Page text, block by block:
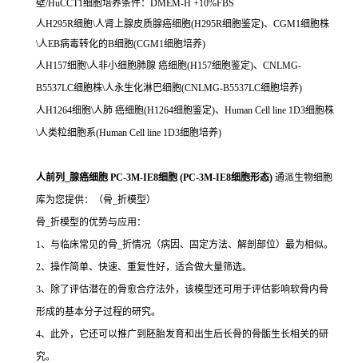
壁/HuCCT1细胞培养条件：DMEM-H +10%FBS
人H295R细胞\人肾上腺皮质腺癌细胞(H295R细胞鉴定)、CGM1细胞株
\人EB病毒转化的B细胞(CGM1细胞培养)
人H157细胞\人非小细胞肺腺 癌细胞(H157细胞鉴定)、CNLMG-
B5537LC细胞株\人永生化淋巴细胞(CNLMG-B5537LC细胞培养)
人H1264细胞\人肺 癌细胞(H1264细胞鉴定)、Human Cell line 1D3细胞株
\人类粒细胞系(Human Cell line 1D3细胞培养)
人前列_腺癌细胞 PC-3M-IE8细胞 (PC-3M-IE8细胞形态) 通派生物细胞
库为您提供：（骨_折模型）
骨_折模型的优势与应用：
1、与临床常见的骨_折情况（病因、固定方法、解剖部位）最为相似。
2、操作简单、快速、重复性好，适合做大量筛选。
3、除了评估潜在的骨愈合疗法外，该模型还可用于评估影响软骨内骨
形成的基本分子过程的研究。
4、此外，它还可以推广到胚胎发育和出生后长骨的骨骺生长相关的研
究。